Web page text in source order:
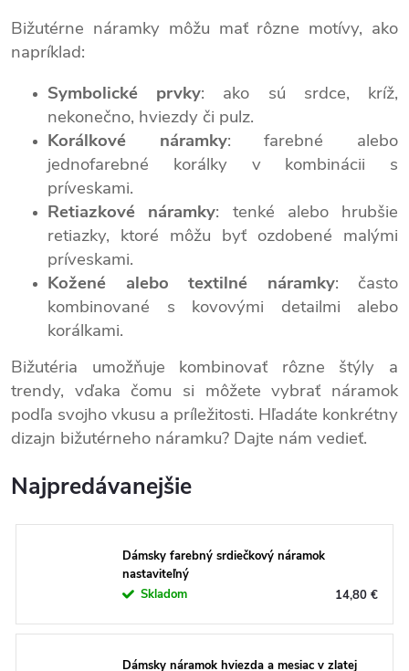
Bižutérne náramky môžu mať rôzne motívy, ako
napríklad:
Symbolické prvky: ako sú srdce, kríž,
nekonečno, hviezdy či pulz.
Korálkové náramky: farebné alebo
jednofarebné korálky v kombinácii s
príveskami.
Retiazkové náramky: tenké alebo hrubšie
retiazky, ktoré môžu byť ozdobené malými
príveskami.
Kožené alebo textilné náramky: často
kombinované s kovovými detailmi alebo
korálkami.
Bižutéria umožňuje kombinovať rôzne štýly a
trendy, vďaka čomu si môžete vybrať náramok
podľa svojho vkusu a príležitosti. Hľadáte konkrétny
dizajn bižutérneho náramku? Dajte nám vedieť.
Najpredávanejšie
Dámsky farebný srdiečkový náramok
nastaviteľný
Skladom
14,80 €
Dámsky náramok hviezda a mesiac v zlatej